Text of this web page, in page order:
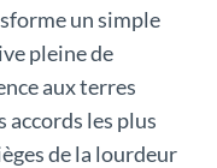
un simple
pleine de
aux terres
accords les plus
de la lourdeur